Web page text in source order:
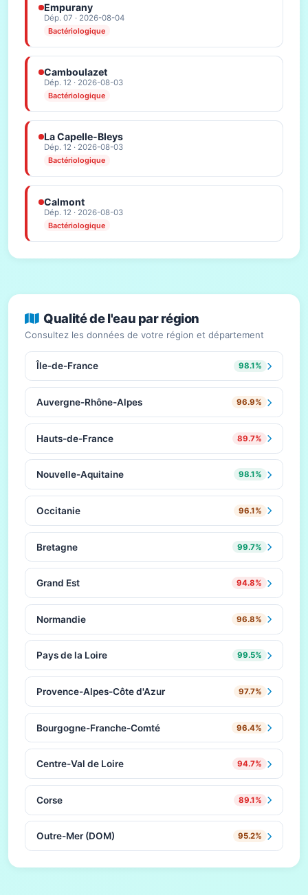
Empurany
Dép. 07 · 2026-08-04
Bactériologique
Camboulazet
Dép. 12 · 2026-08-03
Bactériologique
La Capelle-Bleys
Dép. 12 · 2026-08-03
Bactériologique
Calmont
Dép. 12 · 2026-08-03
Bactériologique
Qualité de l'eau par région
Consultez les données de votre région et département
Île-de-France 98.1%
Auvergne-Rhône-Alpes 96.9%
Hauts-de-France 89.7%
Nouvelle-Aquitaine 98.1%
Occitanie 96.1%
Bretagne 99.7%
Grand Est 94.8%
Normandie 96.8%
Pays de la Loire 99.5%
Provence-Alpes-Côte d'Azur 97.7%
Bourgogne-Franche-Comté 96.4%
Centre-Val de Loire 94.7%
Corse 89.1%
Outre-Mer (DOM) 95.2%